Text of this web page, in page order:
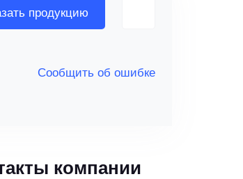
продукцию
Сообщить об ошибке
компании